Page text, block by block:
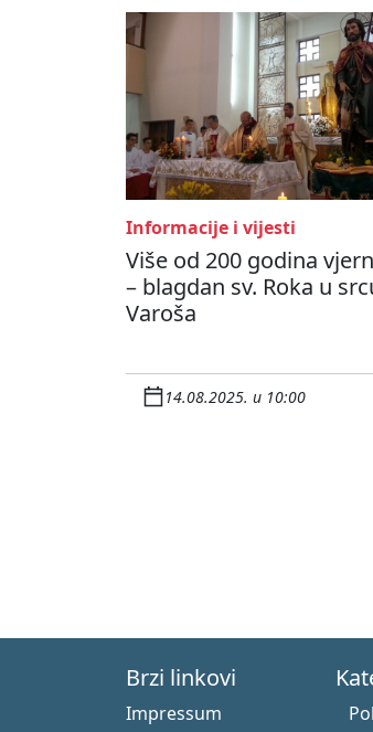
Informacije i vijesti
Više od 200 godina
– blagdan sv. Roka u
Varoša
14.08.2025. u 10:00
Brzi linkovi
Impressum